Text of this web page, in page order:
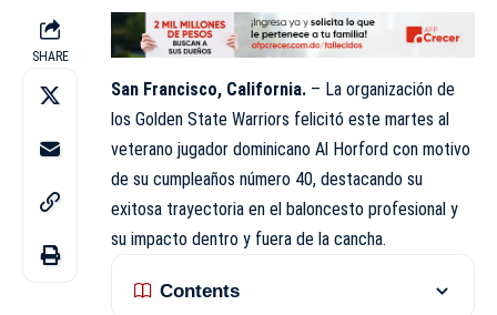
SHARE
San Francisco, California. – La organización de
los Golden State Warriors felicitó este martes al
veterano jugador dominicano Al Horford con motivo
de su cumpleaños número 40, destacando su
exitosa trayectoria en el baloncesto profesional y
su impacto dentro y fuera de la cancha.
Contents